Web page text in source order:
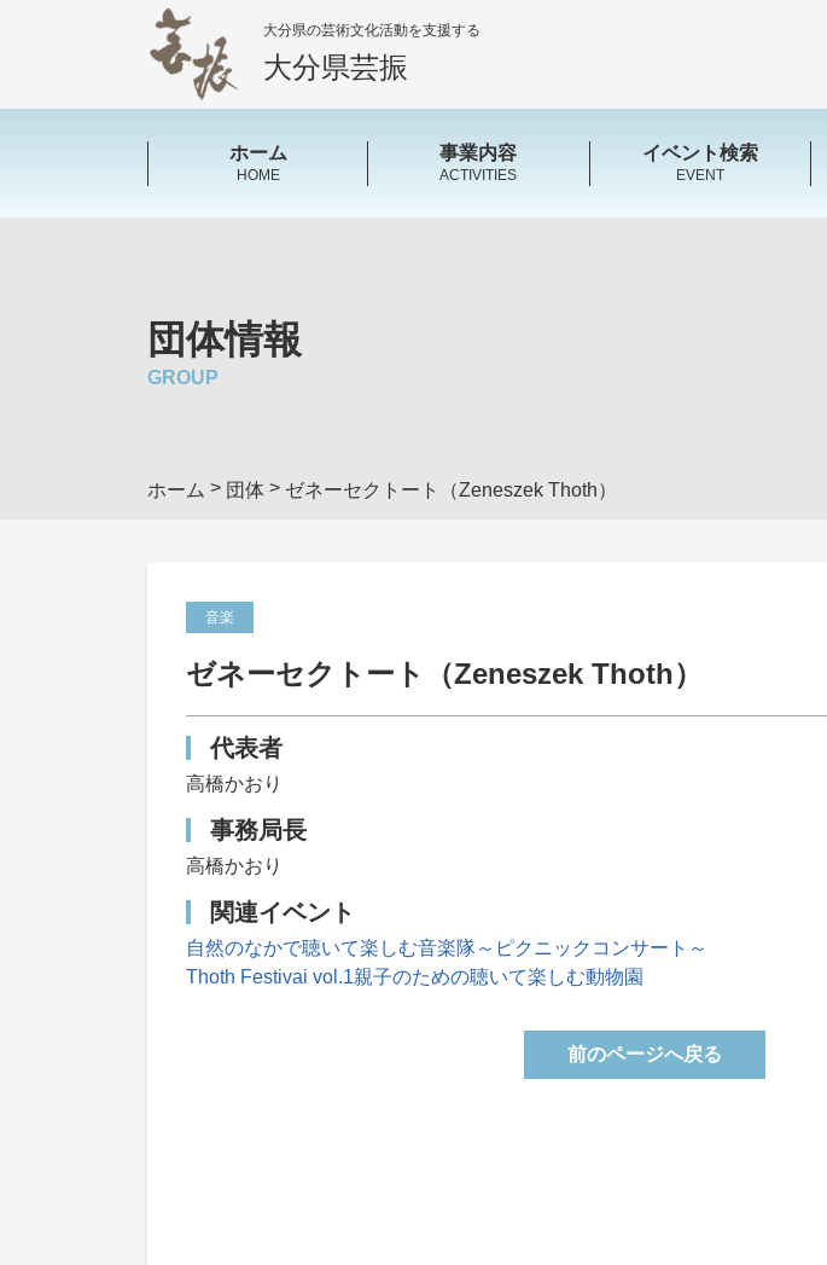
大分県の芸術文化活動を支援する
大分県芸振
ホーム
HOME
事業内容
ACTIVITIES
イベント検索
EVENT
団体情報
GROUP
ホーム > 団体 > ゼネーセクトート（Zeneszek Thoth）
音楽
ゼネーセクトート（Zeneszek Thoth）
代表者
高橋かおり
事務局長
高橋かおり
関連イベント
自然のなかで聴いて楽しむ音楽隊～ピクニックコンサート～
Thoth Festivai vol.1親子のための聴いて楽しむ動物園
前のページへ戻る